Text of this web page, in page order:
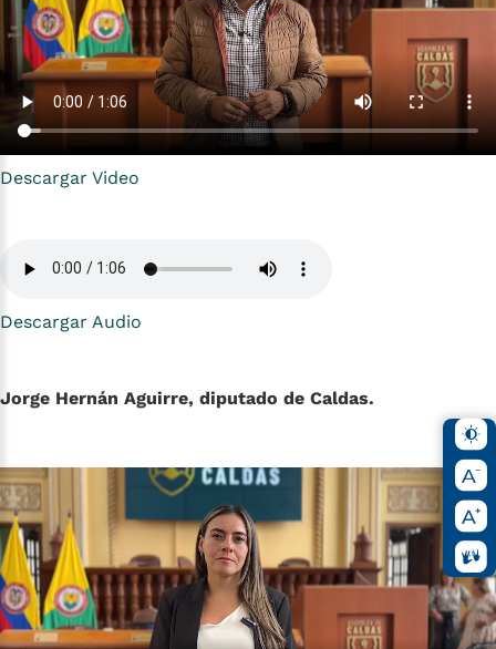
Descargar Video
Descargar Audio
Jorge Hernán Aguirre, diputado de Caldas.